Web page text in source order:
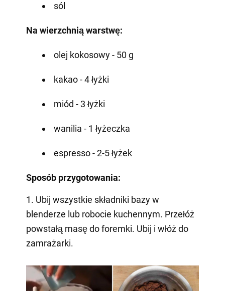
sól
Na wierzchnią warstwę:
olej kokosowy - 50 g
kakao - 4 łyżki
miód - 3 łyżki
wanilia - 1 łyżeczka
espresso - 2-5 łyżek
Sposób przygotowania:
1. Ubij wszystkie składniki bazy w
blenderze lub robocie kuchennym. Przełóż
powstałą masę do foremki. Ubij i włóż do
zamrażarki.